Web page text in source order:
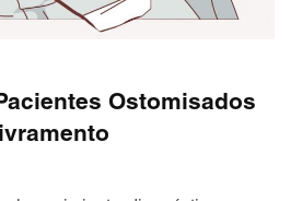
Ostomisados